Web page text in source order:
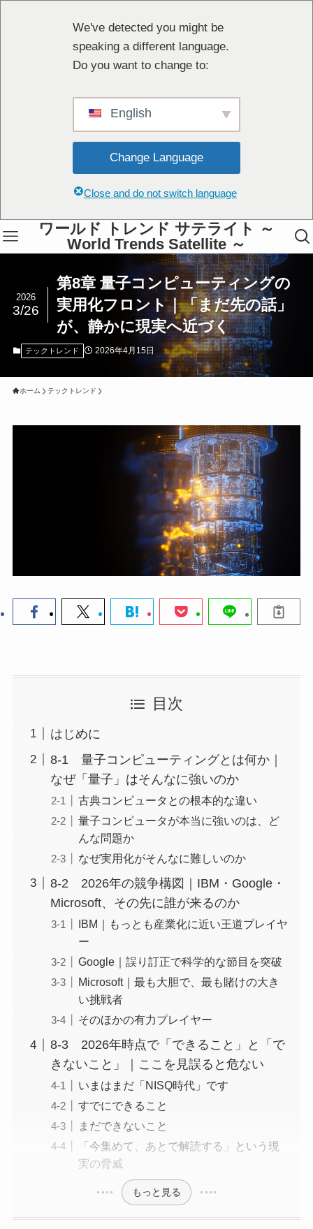
We've detected you might be
speaking a different language.
Do you want to change to:
English
Change Language
Close and do not switch language
ワールド トレンド サテライト ～
World Trends Satellite ～
第8章 量子コンピューティングの
実用化フロント｜「まだ先の話」
が、静かに現実へ近づく
2026
3/26
テックトレンド 2026年4月15日
ホーム テックトレンド
目次
はじめに
8-1 量子コンピューティングとは何か｜
なぜ「量子」はそんなに強いのか
古典コンピュータとの根本的な違い
量子コンピュータが本当に強いのは、ど
んな問題か
なぜ実用化がそんなに難しいのか
8-2 2026年の競争構図｜IBM・Google・
Microsoft、その先に誰が来るのか
IBM｜もっとも産業化に近い王道プレイヤ
ー
Google｜誤り訂正で科学的な節目を突破
Microsoft｜最も大胆で、最も賭けの大き
い挑戦者
そのほかの有力プレイヤー
8-3 2026年時点で「できること」と「で
きないこと」｜ここを見誤ると危ない
いまはまだ「NISQ時代」です
すでにできること
まだできないこと
「今集めて、あとで解読する」という現
実の脅威
もっと見る